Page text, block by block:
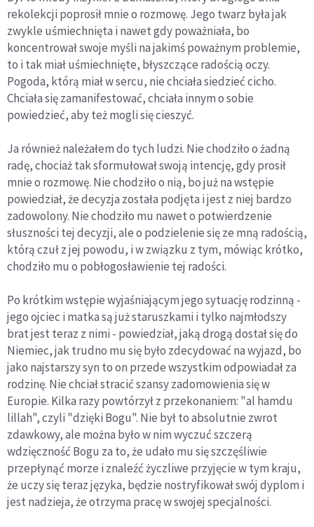
rekolekcji poprosił mnie o rozmowę. Jego twarz była jak
zwykle uśmiechnięta i nawet gdy poważniała, bo
koncentrował swoje myśli na jakimś poważnym problemie,
to i tak miał uśmiechnięte, błyszczące radością oczy.
Pogoda, którą miał w sercu, nie chciała siedzieć cicho.
Chciała się zamanifestować, chciała innym o sobie
powiedzieć, aby też mogli się cieszyć.
Ja również należałem do tych ludzi. Nie chodziło o żadną
radę, chociaż tak sformułował swoją intencję, gdy prosił
mnie o rozmowę. Nie chodziło o nią, bo już na wstępie
powiedział, że decyzja została podjęta i jest z niej bardzo
zadowolony. Nie chodziło mu nawet o potwierdzenie
słuszności tej decyzji, ale o podzielenie się ze mną radością,
którą czuł z jej powodu, i w związku z tym, mówiąc krótko,
chodziło mu o pobłogosławienie tej radości.
Po krótkim wstępie wyjaśniającym jego sytuację rodzinną -
jego ojciec i matka są już staruszkami i tylko najmłodszy
brat jest teraz z nimi - powiedział, jaką drogą dostał się do
Niemiec, jak trudno mu się było zdecydować na wyjazd, bo
jako najstarszy syn to on przede wszystkim odpowiadał za
rodzinę. Nie chciał stracić szansy zadomowienia się w
Europie. Kilka razy powtórzył z przekonaniem: "al hamdu
lillah", czyli "dzięki Bogu". Nie był to absolutnie zwrot
zdawkowy, ale można było w nim wyczuć szczerą
wdzięczność Bogu za to, że udało mu się szczęśliwie
przepłynąć morze i znaleźć życzliwe przyjęcie w tym kraju,
że uczy się teraz języka, będzie nostryfikował swój dyplom i
jest nadzieja, że otrzyma pracę w swojej specjalności.